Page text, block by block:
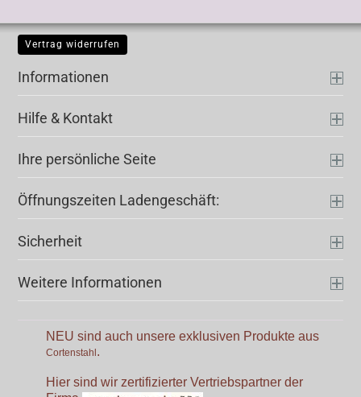
Vertrag widerrufen
Informationen
Hilfe & Kontakt
Ihre persönliche Seite
Öffnungszeiten Ladengeschäft:
Sicherheit
Weitere Informationen
NEU sind auch unsere exklusiven Produkte aus
Cortenstahl.
Hier sind wir zertifizierter Vertriebspartner der